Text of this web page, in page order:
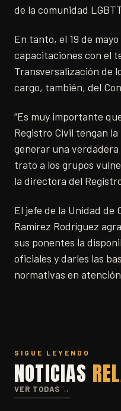
de la comunidad
En tanto, el 19 de
capacitaciones con el
Transversalización de
cargo, también, del
“Es muy importante
Registro Civil tengan
generar una
trato a los grupos
la directora del
El jefe de la Unidad de
Ramírez Rodríguez
sus ponentes la
oficiales y darles las
normativas en
SIGUE LEYENDO
NOTICIAS
VER TODAS →